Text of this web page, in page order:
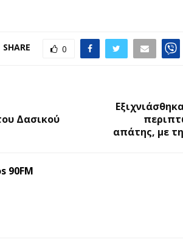
SHARE 0
Δασικού
απάτης, με
90FM